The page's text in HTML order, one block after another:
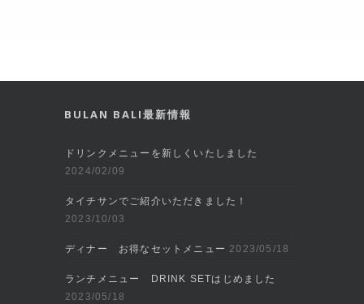
BULAN BALI最新情報
ドリンクメニューを新しくいたしました
2024/02/09
タイチサンでご紹介いただきました！
2023/10/03
ディナー お得なセットメニュー 2023/05/18
ランチメニュー DRINK SETはじめました
2023/05/18